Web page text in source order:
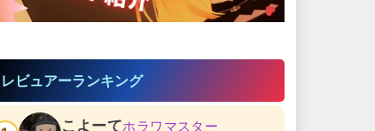
レビュアーランキング
こよーてホラワマスター